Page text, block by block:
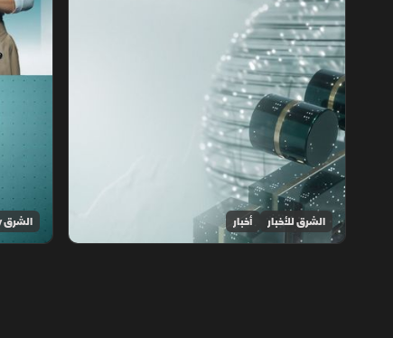
الشرق للأخبار أخبار الشرق Discovery